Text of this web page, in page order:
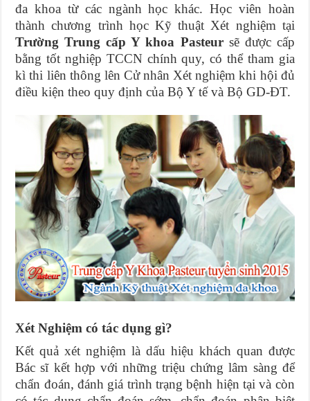
đa khoa từ các ngành học khác. Học viên hoàn
thành chương trình học Kỹ thuật Xét nghiệm tại
Trường Trung cấp Y khoa Pasteursẽ được cấp
bằng tốt nghiệp TCCN chính quy, có thể tham gia
kì thi liên thông lên Cử nhân Xét nghiệm khi hội đủ
điều kiện theo quy định của Bộ Y tế và Bộ GD-ĐT.
Xét Nghiệm có tác dụng gì?
Kết quả xét nghiệm là dấu hiệu khách quan được
Bác sĩ kết hợp với những triệu chứng lâm sàng để
chẩn đoán, đánh giá trình trạng bệnh hiện tại và còn